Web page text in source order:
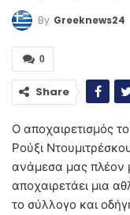
By Greeknews24
0
Share
Ο αποχαιρετισμός
Ρούξι
ανάμεσα μας πλέον
αποχαιρετάει μια
το σύλλογο και